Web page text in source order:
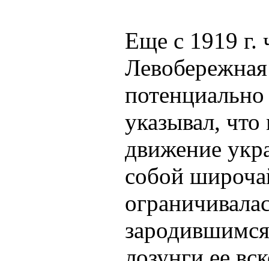
Еще с 1919 г.
указывал,
движение
собой